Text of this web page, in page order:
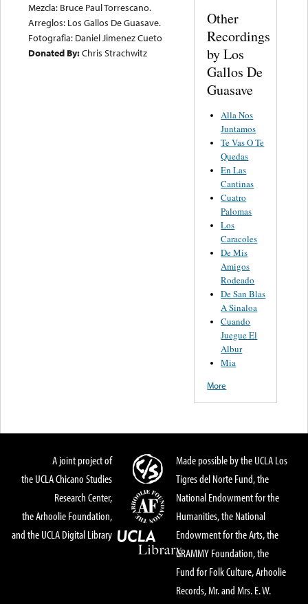
Mezcla: Bruce Paul Torrescano.
Arreglos: Los Gallos De Guasave.
Fotografia: Daniel Jimenez Cueto
Donated By:Chris Strachwitz
Other
Recordings
by Los
Gallos De
Guasave
Alla Nos
Juntamos
Te Vas O Te
Quedas
En Las
Cantinas
Cuatro
Palomas
Los
Caracoles
De Mis
Amigos
Rodeado
De San Blas
A Sinaloa
Cuando
Juegue El
Albur
Mia
More
A joint project of
the UCLA Chicano Studies
Research Center,
the Arhoolie Foundation,
and the UCLA Digital Library
Made possible by the UCLA Los
Tigres del Norte Fund, the
National Endowment for the
Humanities, the National
Endowment for the Arts, the
GRAMMY Foundation, the
Fund for Folk Culture, Arhoolie
Records, Mr. and Mrs. E. W.